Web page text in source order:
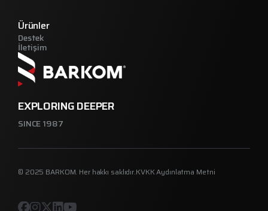
Ürünler
Destek
İletişim
EXPLORING DEEPER
SINCE 1987
© 2025 BARKOM. Her hakkı saklıdır.KVKK Aydınlatma Metni